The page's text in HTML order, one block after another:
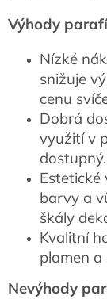
Výhody
Nízké
snižuje
cenu
Dobrá
využití v
dostupný.
Estetické
barvy a
škály
Kvalitní
plamen
Nevýhody